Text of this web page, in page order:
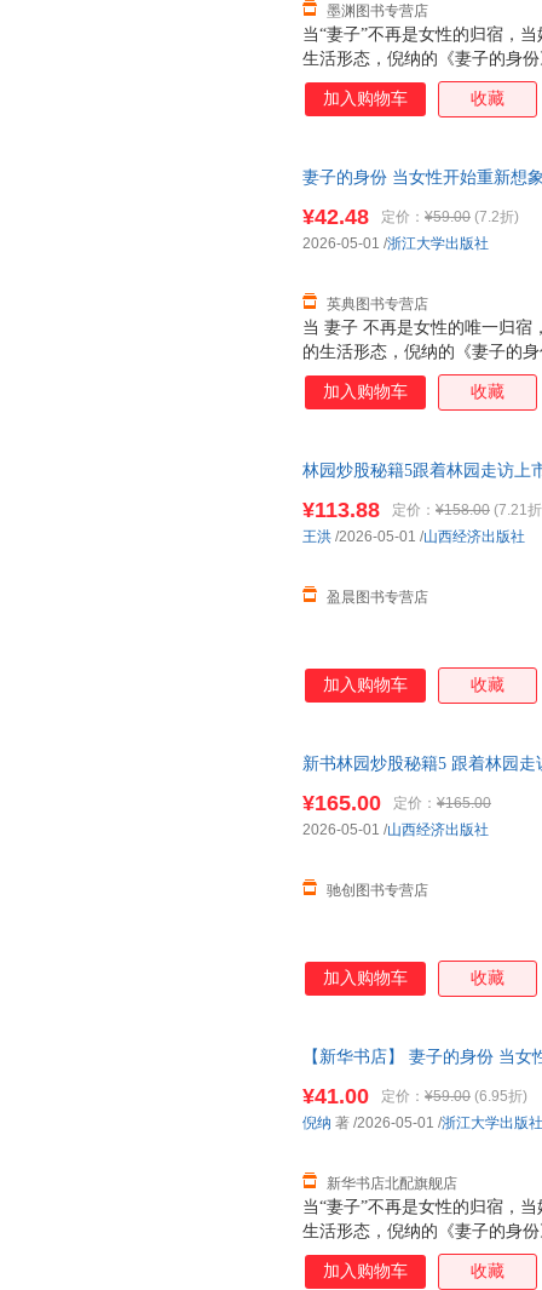
当“妻子”不再是女性的归宿，
生活形态，倪纳的《妻子的身
现代女性与婚姻的复杂联结。
角观察婚姻制度的演变与女性
当代女性的真实处境。书中既
何悄悄改变女性与婚姻的绑定
质’”“婚姻焦虑是觉醒的信号”“
墨渊图书专营店
加入购物车 收藏
妻子的身份 当女性开始重新想
当 妻子 不再是女性的唯一归宿
的生活形态，倪纳的《妻子的
懂现代女性与婚姻的复杂联结
视角观察婚姻制度的演变与女
代女性的真实处境。书中既有
悄改变女性与婚姻的绑定，读
是觉醒的信号 让爱情回归本心
¥42.48 定价： ¥59.00 (7.2折)
英典图书专营店
2026-05-01 /浙江大学出版社
加入购物车 收藏
林园炒股秘籍5跟着林园走访上
研秘诀 让你的每一次投资都有
¥113.88 定价： ¥158.00 (7.21
盈晨图书专营店
王洪 /2026-05-01 /山西经济出版社
加入购物车 收藏
新书林园炒股秘籍5 跟着林园
¥165.00 定价： ¥165.00
驰创图书专营店
2026-05-01 /山西经济出版社
加入购物车 收藏
【新华书店】 妻子的身份 当
多仓就近发货！团购优惠咨询
当“妻子”不再是女性的归宿，
生活形态，倪纳的《妻子的身
现代女性与婚姻的复杂联结。
角观察婚姻制度的演变与女性
¥41.00 定价： ¥59.00 (6.95折)
新华书店北配旗舰店
倪纳 著 /2026-05-01 /浙江大学出版社
加入购物车 收藏